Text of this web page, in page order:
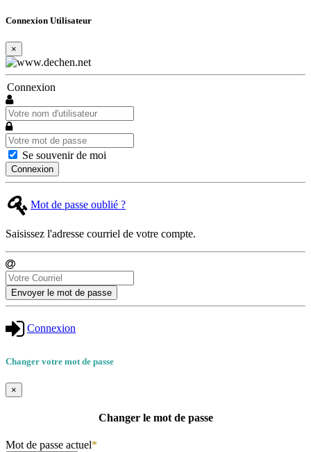
Connexion Utilisateur
×
Connexion
Se souvenir de moi
Connexion
Mot de passe oublié ?
Saisissez l'adresse courriel de votre compte.
Envoyer le mot de passe
Connexion
Changer votre mot de passe
×
Changer le mot de passe
Mot de passe actuel*